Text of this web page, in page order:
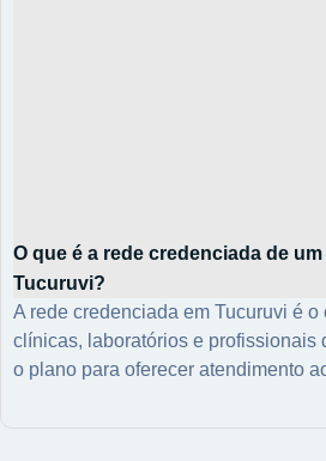
O que é a rede credenciada de
Tucuruvi?
A rede credenciada em Tucuruvi é
clínicas, laboratórios e profissionais
o plano para oferecer atendimento